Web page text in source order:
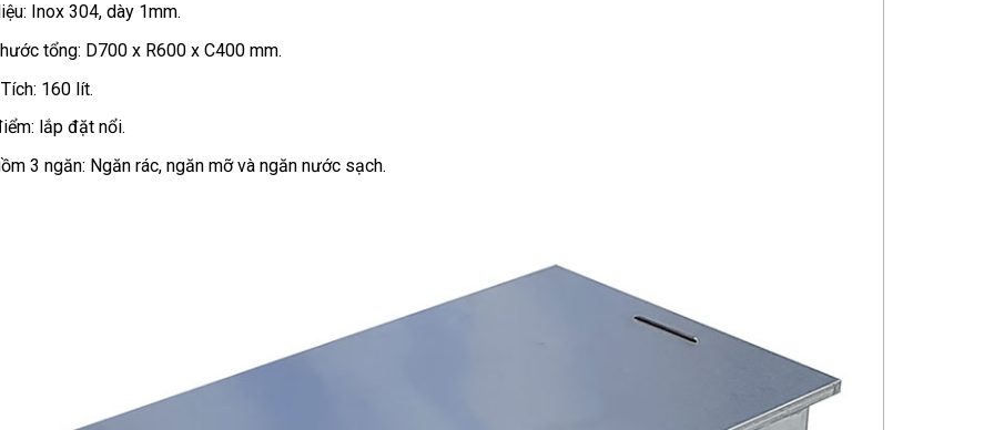
Inox 304, dày 1mm.
tổng: D700 x R600 x C400 mm.
160 lít.
lắp đặt nổi.
3 ngăn: Ngăn rác, ngăn mỡ và ngăn nước sạch.